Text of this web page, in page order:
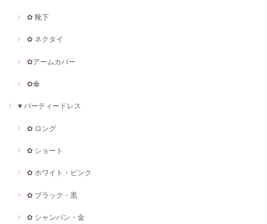
✿ 靴下
✿ ネクタイ
✿アームカバー
✿傘
♥ パーティードレス
✿ ロング
✿ ショート
✿ ホワイト・ピンク
✿ ブラック・黒
✿ シャンパン・金